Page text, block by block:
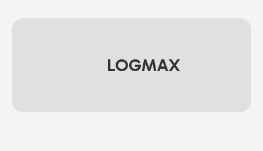
LOGMAX